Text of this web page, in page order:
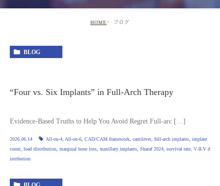
HOME ブログ
BLOG
“Four vs. Six Implants” in Full‑Arch Therapy
Evidence‑Based Truths to Help You Avoid Regret Full‑arc […]
2026.06.14 All‑on‑4 All‑on‑6 CAD/CAM framework cantilever, full‑arch implants implant
count load distribution marginal bone loss maxillary implants Sharaf 2024 survival rate V‑II‑V d
istribution